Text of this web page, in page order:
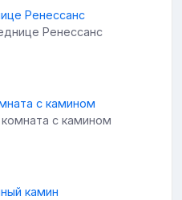
Ренессанс
комната с камином